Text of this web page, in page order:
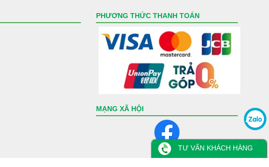
PHƯƠNG THỨC THANH TOÁN
MẠNG XÃ HỘI
TƯ VẤN KHÁCH HÀNG